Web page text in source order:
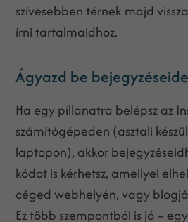
szívesebben térnek majd
írni tartalmaidhoz.
Ágyazd be
Ha egy pillanatra belépsz az
számítógépeden (asztali
laptopon), akkor
kódot is kérhetsz, amellyel
céged webhelyén, vagy
Ez több szempontból is jó –